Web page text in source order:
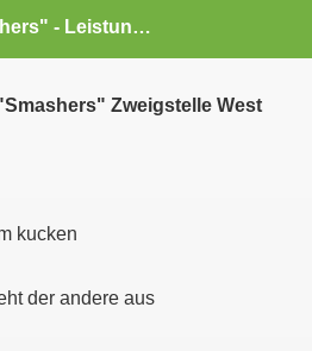
"Smashers" - Leistungssport
Zweigstelle West
kucken
der andere aus